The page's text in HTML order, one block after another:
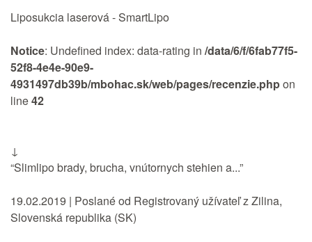
Liposukcia laserová - SmartLipo
Notice: Undefined index: data-rating in /data/6/f/6fab77f5-
52f8-4e4e-90e9-
4931497db39b/mbohac.sk/web/pages/recenzie.phpon
line42
↓
“Slimlipo brady, brucha, vnútornych stehien a...”
19.02.2019 | Poslané od Registrovaný užívateľ z Zilina,
Slovenská republika (SK)